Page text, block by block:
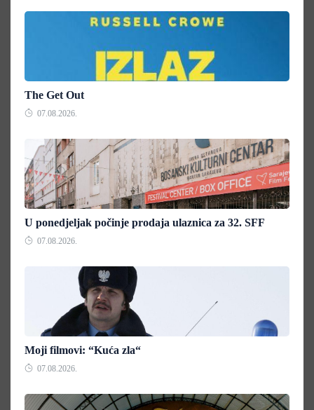
The Get Out
07.08.2026.
U ponedjeljak počinje prodaja ulaznica za 32. SFF
07.08.2026.
Moji filmovi: “Kuća zla“
07.08.2026.